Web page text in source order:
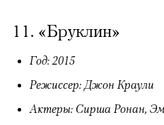
11. «Бруклин»
Год: 2015
Режиссер: Джон Краули
Актеры: Сирша Ронан,